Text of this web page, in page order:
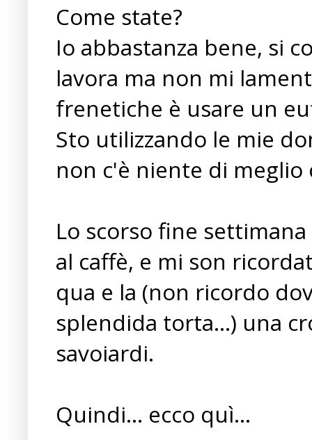
Come state?
Io abbastanza bene, si
lavora ma non mi
frenetiche è usare un
Sto utilizzando le mie
non c'è niente di meglio
Lo scorso fine
al caffè, e mi son
qua e la (non ricordo
splendida torta...) una
savoiardi.
Quindi... ecco quì...